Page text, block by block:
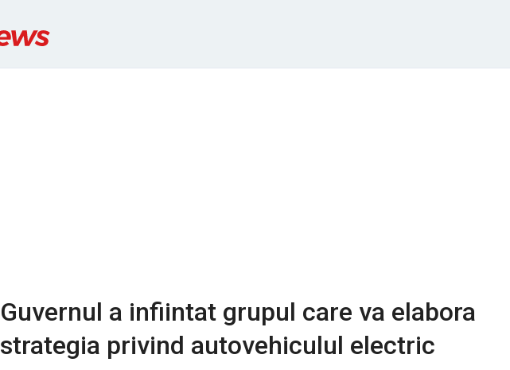
Guvernul a infiintat grupul care va elabora
strategia privind autovehiculul electric